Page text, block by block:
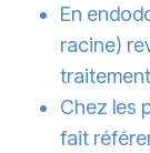
En
racine)
Chez les
fait